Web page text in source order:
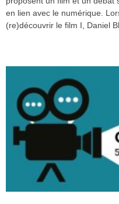
en lien avec le numérique.
(re)découvrir le film I, Daniel